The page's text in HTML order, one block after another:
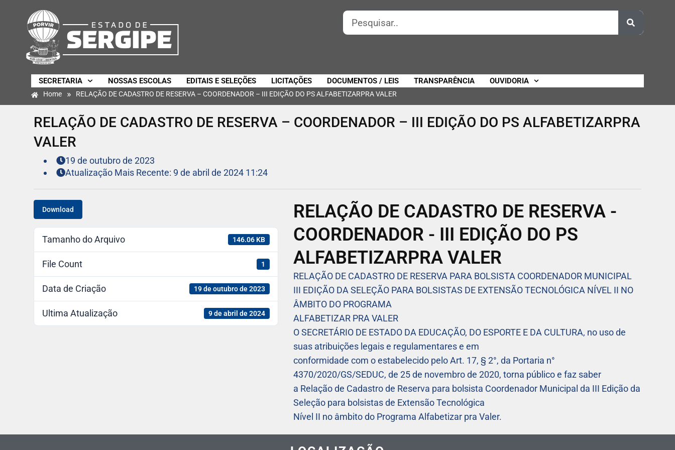
SECRETARIA NOSSAS ESCOLAS EDITAIS E SELEÇÕES LICITAÇÕES DOCUMENTOS / LEIS TRANSPARÊNCIA OUVIDORIA
Home » RELAÇÃO DE CADASTRO DE RESERVA – COORDENADOR – III EDIÇÃO DO PS ALFABETIZARPRA VALER
RELAÇÃO DE CADASTRO DE RESERVA – COORDENADOR – III EDIÇÃO DO PS ALFABETIZARPRA
VALER
19 de outubro de 2023
Atualização Mais Recente: 9 de abril de 2024 11:24
Download
Tamanho do Arquivo 146.06 KB
File Count 1
Data de Criação 19 de outubro de 2023
Ultima Atualização 9 de abril de 2024
RELAÇÃO DE CADASTRO DE RESERVA -
COORDENADOR - III EDIÇÃO DO PS
ALFABETIZARPRA VALER
RELAÇÃO DE CADASTRO DE RESERVA PARA BOLSISTA COORDENADOR MUNICIPAL
III EDIÇÃO DA SELEÇÃO PARA BOLSISTAS DE EXTENSÃO TECNOLÓGICA NÍVEL II NO
ÂMBITO DO PROGRAMA
ALFABETIZAR PRA VALER
O SECRETÁRIO DE ESTADO DA EDUCAÇÃO, DO ESPORTE E DA CULTURA, no uso de
suas atribuições legais e regulamentares e em
conformidade com o estabelecido pelo Art. 17, § 2°, da Portaria n°
4370/2020/GS/SEDUC, de 25 de novembro de 2020, torna público e faz saber
a Relação de Cadastro de Reserva para bolsista Coordenador Municipal da III Edição da
Seleção para bolsistas de Extensão Tecnológica
Nível II no âmbito do Programa Alfabetizar pra Valer.